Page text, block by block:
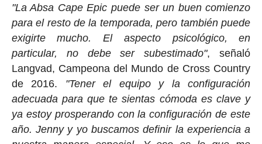
"La Absa Cape Epic puede ser un buen comienzo
para el resto de la temporada, pero también puede
exigirte mucho. El aspecto psicológico, en
particular, no debe ser subestimado", señaló
Langvad, Campeona del Mundo de Cross Country
de 2016. "Tener el equipo y la configuración
adecuada para que te sientas cómoda es clave y
ya estoy prosperando con la configuración de este
año. Jenny y yo buscamos definir la experiencia a